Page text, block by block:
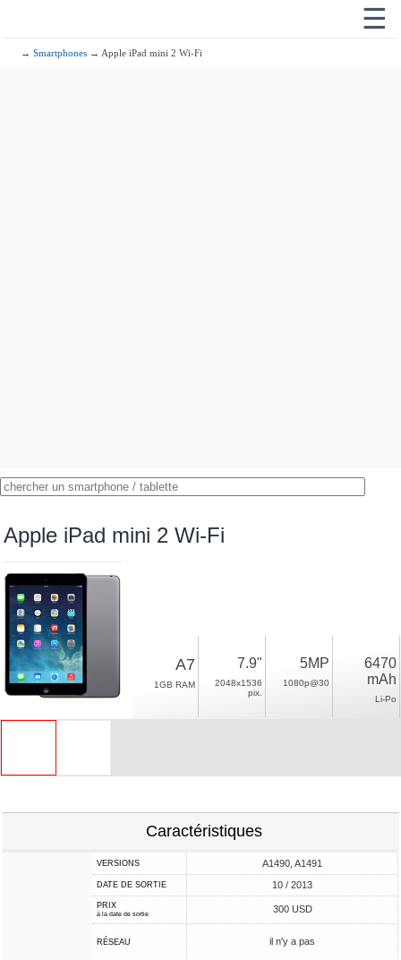
☰
→Smartphones → Apple iPad mini 2 Wi-Fi
Apple iPad mini 2 Wi-Fi
A7
1GB RAM
7.9"
2048x1536
pix.
5MP
1080p@30
6470
mAh
Li-Po
Caractéristiques
VERSIONS A1490, A1491
DATE DE SORTIE 10 / 2013
PRIX
à la date de sortie 300 USD
RÉSEAU il n'y a pas